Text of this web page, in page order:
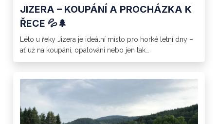
JIZERA – KOUPÁNÍ A PROCHÁZKA K
ŘECE 💦🌲
Léto u řeky Jizera je ideální místo pro horké letní dny –
ať už na koupání, opalování nebo jen tak…